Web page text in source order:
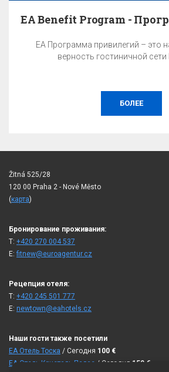
EA Программа привилегий – это
верность гостиничной сети
БОЛЕЕ
Žitná 525/28
120 00 Praha 2 - Nové Město
(карта)
Бронирование проживания:
T: +420 270 004 537
E:fitnew@euroagentur.cz
Рецепция отеля:
T: +420 245 501 777
E: newtown@eahotels.cz
Наши гости также посетили
ЕА Отель Тоска / Сегодня 100 €
ЕА Отель Кристаль Палас / Сегодня 150 €